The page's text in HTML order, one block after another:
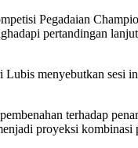
Pegadaian
pertandingan
menyebutkan sesi
terhadap
proyeksi